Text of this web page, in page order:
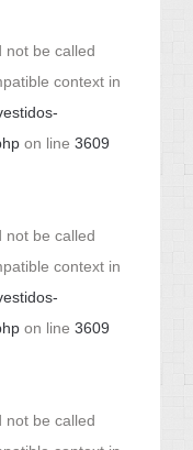
not be called
context in
on line 3609
not be called
context in
on line 3609
not be called